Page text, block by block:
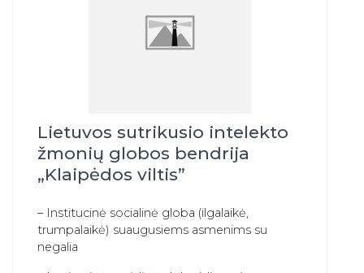
Lietuvos sutrikusio intelekto
žmonių globos bendrija
„Klaipėdos viltis”
– Institucinė socialinė globa (ilgalaikė,
trumpalaikė) suaugusiems asmenims su
negalia